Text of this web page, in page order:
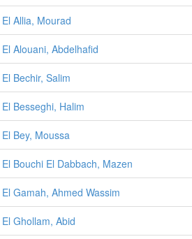
El Allia, Mourad
El Alouani, Abdelhafid
El Bechir, Salim
El Besseghi, Halim
El Bey, Moussa
El Bouchi El Dabbach, Mazen
El Gamah, Ahmed Wassim
El Ghollam, Abid